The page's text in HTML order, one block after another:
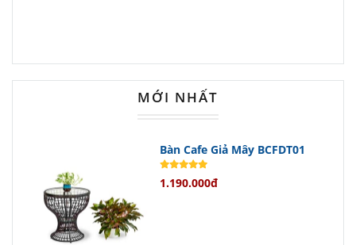
nghệ sơn tĩnh điện màu đen giúp
bền mà còn giúp việc vệ sinh trở nên
dễ dàng hơn bao giờ hết.
Bạn có thể yên tâm sử dụng sản
phẩm trong thời gian dài mà không lo
MỚI NHẤT
Bàn Cafe Giả Mây BCFDT01
1.190.000đ